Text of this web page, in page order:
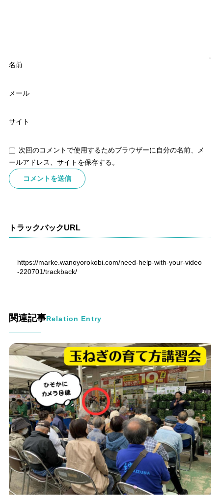
名前
メール
サイト
次回のコメントで使用するためブラウザーに自分の名前、メ
ールアドレス、サイトを保存する。
トラックバックURL
https://marke.wanoyorokobi.com/need-help-with-your-video
-220701/trackback/
関連記事Relation Entry